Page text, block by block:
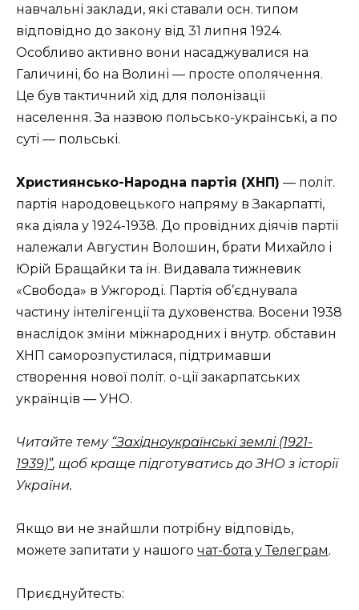
навчальні заклади, які ставали осн. типом
відповідно до закону від 31 липня 1924.
Особливо активно вони насаджувалися на
Галичині, бо на Волині — просте ополячення.
Це був тактичний хід для полонізації
населення. За назвою польсько-українські, а по
суті — польські.
Християнсько-Народна партія (ХНП) — політ.
партія народовецького напряму в Закарпатті,
яка діяла у 1924-1938. До провідних діячів партії
належали Августин Волошин, брати Михайло і
Юрій Бращайки та ін. Видавала тижневик
«Свобода» в Ужгороді. Партія об’єднувала
частину інтелігенції та духовенства. Восени 1938
внаслідок зміни міжнародних і внутр. обставин
ХНП саморозпустилася, підтримавши
створення нової політ. о-ції закарпатських
українців — УНО.
Читайте тему “Західноукраїнські землі (1921-
1939)”, щоб краще підготуватись до ЗНО з історії
України.
Якщо ви не знайшли потрібну відповідь,
можете запитати у нашого чат-бота у Телеграм.
Приєднуйтесть: